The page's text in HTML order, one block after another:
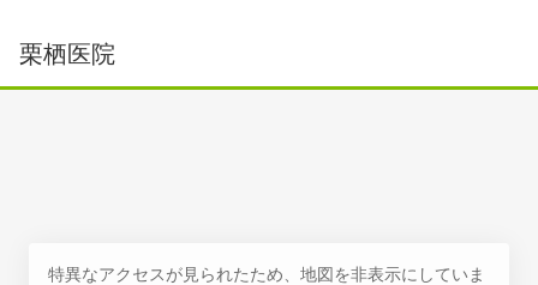
栗栖医院
特異なアクセスが見られたため、地図を非表示にしていま